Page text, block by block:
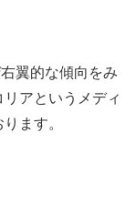
翼的な傾向をみ
アというメディ
ます。